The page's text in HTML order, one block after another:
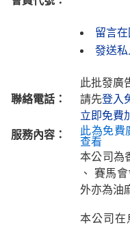
留言
發送私
聯絡電話：
此批發廣
請先登入
立即免費
服務內容：
此為免費
查看
本公司為
、 賽馬
外亦為油
本公司在